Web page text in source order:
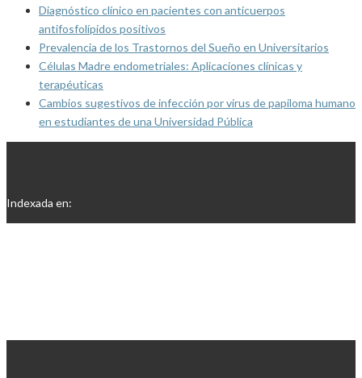
Diagnóstico clínico en pacientes con anticuerpos
antifosfolípidos positivos
Prevalencia de los Trastornos del Sueño en Universitarios
Células Madre endometriales: Aplicaciones clínicas y
terapéuticas
Cambios sugestivos de infección por virus de papiloma humano
en estudiantes de una Universidad Pública
Indexada en: